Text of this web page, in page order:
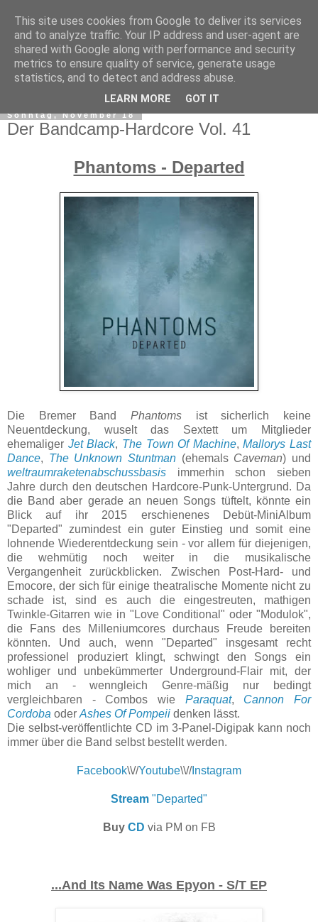
Sonntag, November 18
Der Bandcamp-Hardcore Vol. 41
Phantoms - Departed
Die Bremer Band Phantoms ist sicherlich keine
Neuentdeckung, wuselt das Sextett um Mitglieder
ehemaliger Jet Black, The Town Of Machine,Mallorys Last
Dance, The Unknown Stuntman (ehemals Caveman) und
weltraumraketenabschussbasis immerhin schon sieben
Jahre durch den deutschen Hardcore-Punk-Untergrund. Da
die Band aber gerade an neuen Songs tüftelt, könnte ein
Blick auf ihr 2015 erschienenes Debüt-MiniAlbum
"Departed" zumindest ein guter Einstieg und somit eine
lohnende Wiederentdeckung sein - vor allem für diejenigen,
die wehmütig noch weiter in die musikalische
Vergangenheit zurückblicken. Zwischen Post-Hard- und
Emocore, der sich für einige theatralische Momente nicht zu
schade ist, sind es auch die eingestreuten, mathigen
Twinkle-Gitarren wie in "Love Conditional" oder "Modulok",
die Fans des Milleniumcores durchaus Freude bereiten
könnten. Und auch, wenn "Departed" insgesamt recht
professionel produziert klingt, schwingt den Songs ein
wohliger und unbekümmerter Underground-Flair mit, der
mich an - wenngleich Genre-mäßig nur bedingt
vergleichbaren - Combos wie Paraquat, Cannon For
Cordoba oder Ashes Of Pompeii denken lässt.
Die selbst-veröffentlichte CD im 3-Panel-Digipak kann noch
immer über die Band selbst bestellt werden.
Facebook\\//Youtube\\//Instagram
Stream "Departed"
Buy CD via PM on FB
...And Its Name Was Epyon - S/T EP
This site uses cookies from Google to deliver its services
and to analyze traffic. Your IP address and user-agent are
shared with Google along with performance and security
metrics to ensure quality of service, generate usage
statistics, and to detect and address abuse.
LEARN MORE GOT IT